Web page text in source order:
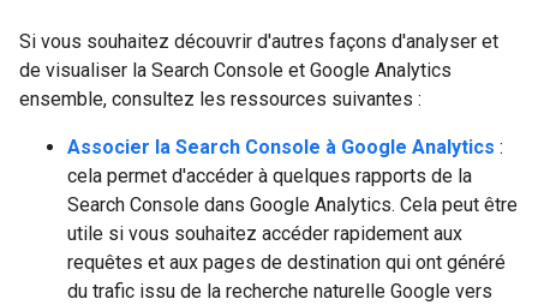
Si vous souhaitez découvrir d'autres façons d'analyser et
de visualiser la Search Console et Google Analytics
ensemble, consultez les ressources suivantes :
Associer la Search Console à Google Analytics :
cela permet d'accéder à quelques rapports de la
Search Console dans Google Analytics. Cela peut être
utile si vous souhaitez accéder rapidement aux
requêtes et aux pages de destination qui ont généré
du trafic issu de la recherche naturelle Google vers